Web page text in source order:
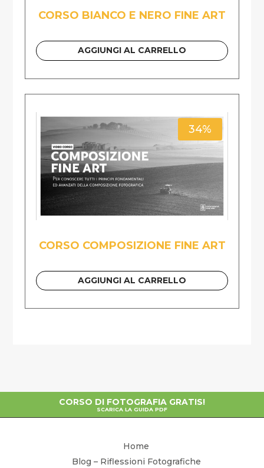
CORSO BIANCO E NERO FINE ART
AGGIUNGI AL CARRELLO
34%
CORSO COMPOSIZIONE FINE ART
AGGIUNGI AL CARRELLO
CORSO DI FOTOGRAFIA GRATIS!
SCARICA LA GUIDA PDF
Home
Blog – Riflessioni Fotografiche